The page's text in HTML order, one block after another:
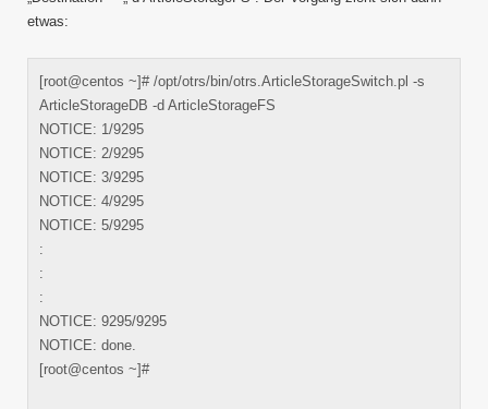
etwas:
[root@centos ~]# /opt/otrs/bin/otrs.ArticleStorageSwitch.pl -s
ArticleStorageDB -d ArticleStorageFS
NOTICE: 1/9295
NOTICE: 2/9295
NOTICE: 3/9295
NOTICE: 4/9295
NOTICE: 5/9295
:
:
:
NOTICE: 9295/9295
NOTICE: done.
[root@centos ~]#